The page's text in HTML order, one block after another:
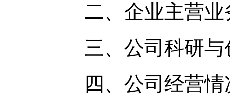
二、企业主营业务
三、公司科研与创
四、公司经营情况